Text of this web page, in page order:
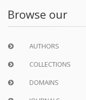
Browse our
AUTHORS
COLLECTIONS
DOMAINS